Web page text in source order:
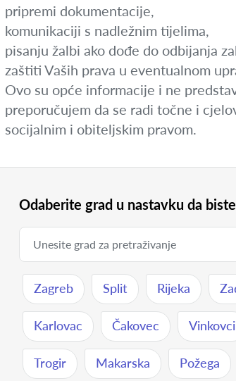
pripremi dokumentacije,
komunikaciji s nadležnim tijelima,
pisanju žalbi ako dođe do odbijanja
zaštiti Vaših prava u eventualnom
Ovo su opće informacije i ne
preporučujem da se radi točne i
socijalnim i obiteljskim pravom.
Odaberite grad u nastavku da
Zagreb Split Rijeka
Karlovac Čakovec Vinkovci
Trogir Makarska Požega